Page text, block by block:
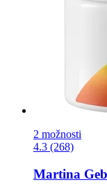
2 možnosti
4.3 (268)
Martina